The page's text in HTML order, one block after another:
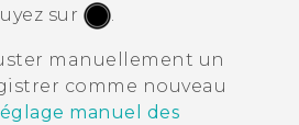
sur
.
manuellement un
comme nouveau
manuel des